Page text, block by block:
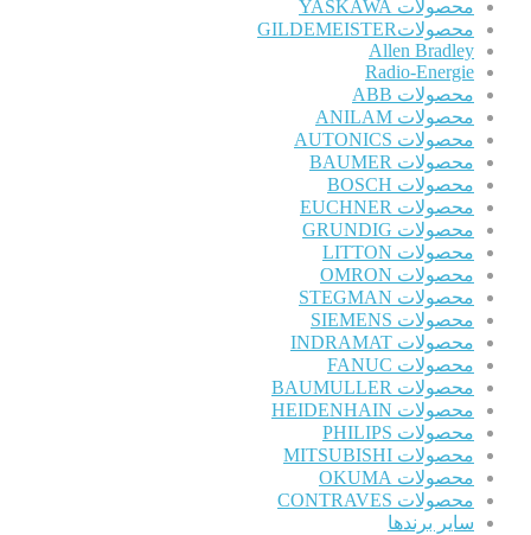
محصولات YASKAWA
محصولاتGILDEMEISTER
Allen Bradley
Radio-Energie
محصولات ABB
محصولات ANILAM
محصولات AUTONICS
محصولات BAUMER
محصولات BOSCH
محصولات EUCHNER
محصولات GRUNDIG
محصولات LITTON
محصولات OMRON
محصولات STEGMAN
محصولات SIEMENS
محصولات INDRAMAT
محصولات FANUC
محصولات BAUMULLER
محصولات HEIDENHAIN
محصولات PHILIPS
محصولات MITSUBISHI
محصولات OKUMA
محصولات CONTRAVES
سایر برندها